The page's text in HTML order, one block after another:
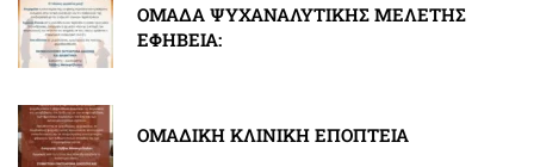
ΟΜΑΔΑ ΨΥΧΑΝΑΛΥΤΙΚΗΣ ΜΕΛΕΤΗΣ
ΕΦΗΒΕΙΑ:
ΟΜΑΔΙΚΗ ΚΛΙΝΙΚΗ ΕΠΟΠΤΕΙΑ